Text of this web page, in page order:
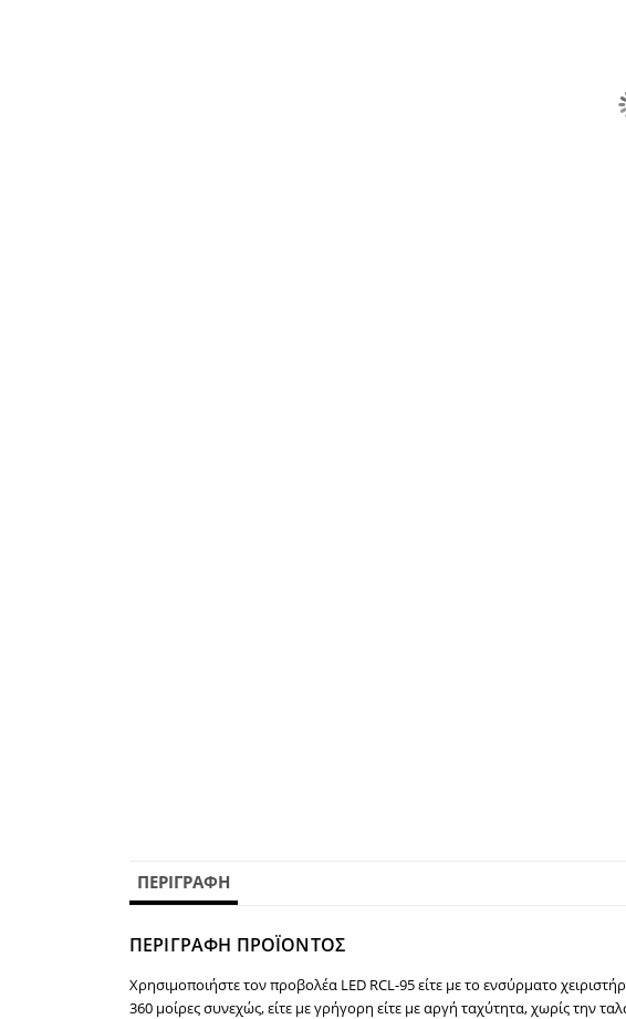
ΠΕΡΙΓΡΑΦΉ
ΠΕΡΙΓΡΑΦΗ ΠΡΟΪΟΝΤΟΣ
Χρησιμοποιήστε τον προβολέα LED RCL-95 είτε με το ενσύρματο
360 μοίρες συνεχώς, είτε με γρήγορη είτε με αργή ταχύτητα, χωρίς την